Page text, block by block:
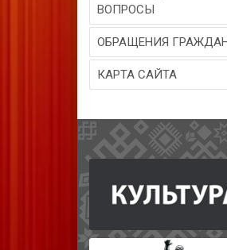
ВОПРОСЫ
ОБРАЩЕНИЯ
КАРТА САЙТА